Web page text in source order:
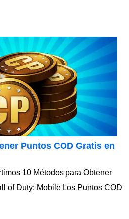
Puntos COD Gratis en
10 Métodos para Obtener
of Duty: Mobile Los Puntos COD